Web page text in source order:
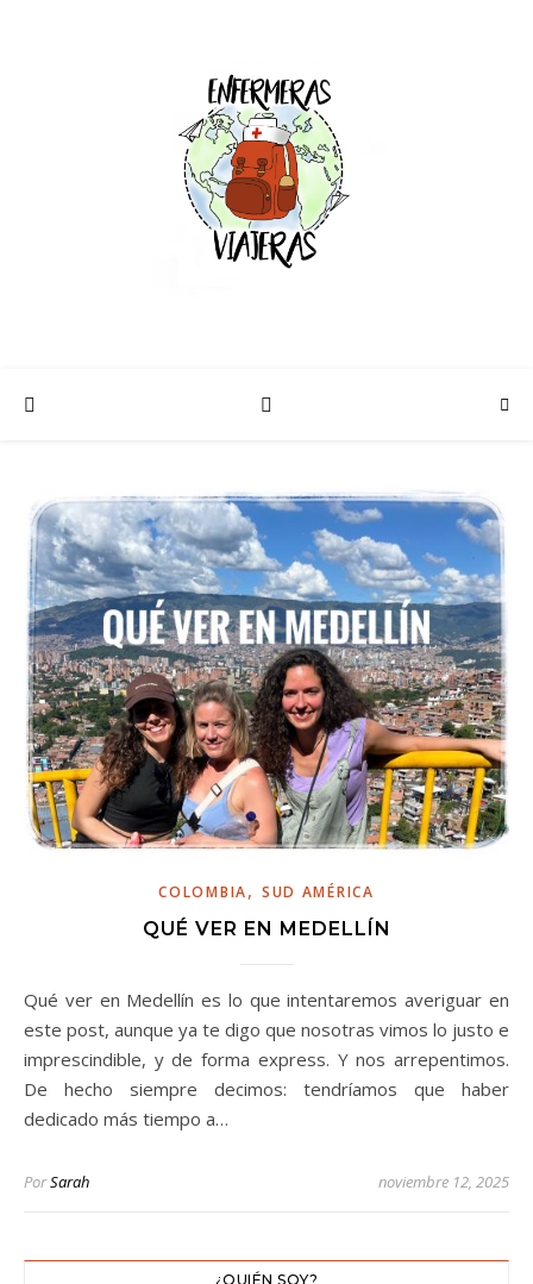
COLOMBIA, SUD AMÉRICA
QUÉ VER EN MEDELLÍN
Qué ver en Medellín es lo que intentaremos averiguar en
este post, aunque ya te digo que nosotras vimos lo justo e
imprescindible, y de forma express. Y nos arrepentimos.
De hecho siempre decimos: tendríamos que haber
dedicado más tiempo a…
PorSarah noviembre 12, 2025
¿QUIÉN SOY?